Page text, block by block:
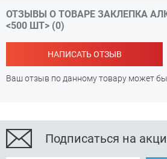
ОТЗЫВЫ О ТОВАРЕ ЗАКЛЕПКА
<500 ШТ> (0)
НАПИСАТЬ ОТЗЫВ
Ваш отзыв по данному товару может
Подписаться на